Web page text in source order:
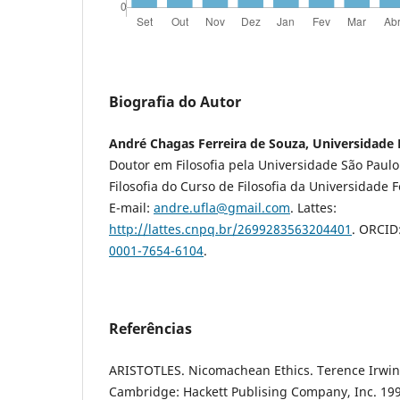
Biografia do Autor
André Chagas Ferreira de Souza, Universidade
Doutor em Filosofia pela Universidade São
Filosofia do Curso de Filosofia da Universidade
E-mail: andre.ufla@gmail.com. Lattes:
http://lattes.cnpq.br/2699283563204401 .
0001-7654-6104.
Referências
ARISTOTLES. Nicomachean Ethics. Terence
Cambridge: Hackett Publising Company, Inc.